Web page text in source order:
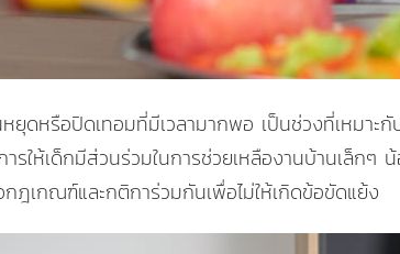
ยุดหรือปิดเทอมที่มีเวลามากพอ เป็นช่วงที่เหมา
ให้เด็กมีส่วนร่วมในการช่วยเหลืองานบ้านเล็ก
กณฑ์และกติการ่วมกันเพื่อไม่ให้เกิดข้อขัดแย้ง